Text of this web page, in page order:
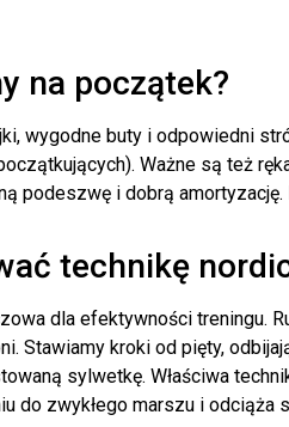
na początek?
wygodne buty i odpowiedni
Ważne są też
podeszwę i dobrą
technikę
dla efektywności treningu.
Stawiamy kroki od pięty,
sylwetkę. Właściwa
do zwykłego marszu i odciąża